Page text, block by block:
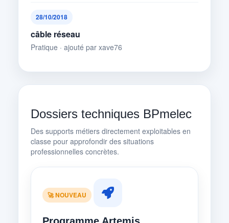
28/10/2018
câble réseau
Pratique · ajouté par xave76
Dossiers techniques BPmelec
Des supports métiers directement exploitables en
classe pour approfondir des situations
professionnelles concrètes.
🚀 NOUVEAU